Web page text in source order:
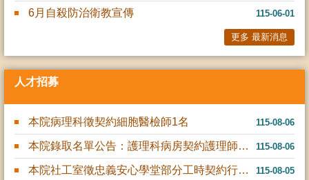
115-06-01
6月自殺防治衛教宣傳
更多 最新消息
人才招募
115-08-06
本院病理科徵契約細胞醫檢師1名
115-08-06
本院錄取名單公告：護理科病房契約護理師、內科部感染科契約感染....
115-08-05
本院社工室徵忠義安心學堂部分工時契約行政人員1名